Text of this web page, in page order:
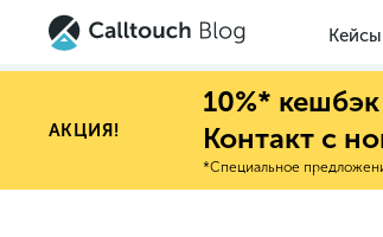
Кейсы
АКЦИЯ!
10%*
Контакт с
*Специальное